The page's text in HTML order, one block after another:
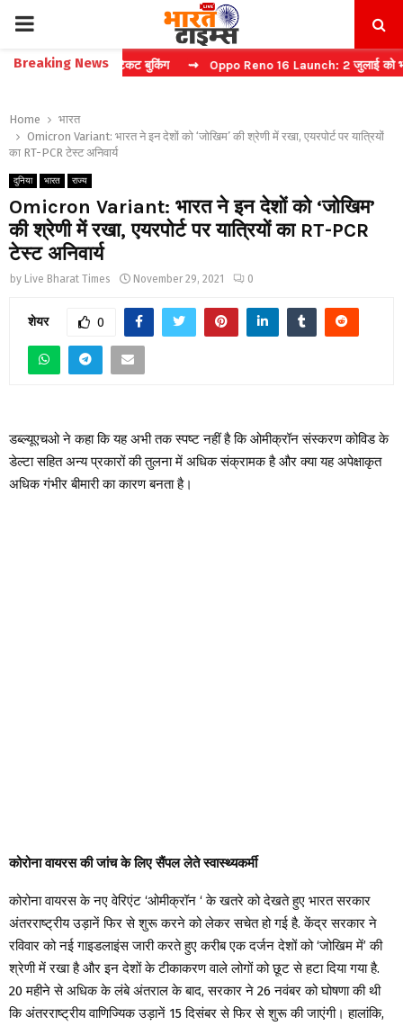
PRIMARY
MENU
Breaking News
करें फास्ट टिकट बुकिंग ⇝ Oppo Reno 16 Launch: 2 जुलाई को भारत में
Home
भारत
Omicron Variant: भारत ने इन देशों को ‘जोखिम’ की श्रेणी में रखा, एयरपोर्ट पर यात्रियों
का RT-PCR टेस्ट अनिवार्य
दुनिया भारत राज्य
Omicron Variant: भारत ने इन देशों को ‘जोखिम’
की श्रेणी में रखा, एयरपोर्ट पर यात्रियों का RT-PCR
टेस्ट अनिवार्य
by Live Bharat Times November 29, 2021 0
शेयर 0
डब्ल्यूएचओ ने कहा कि यह अभी तक स्पष्ट नहीं है कि ओमीक्रॉन संस्करण कोविड के
डेल्टा सहित अन्य प्रकारों की तुलना में अधिक संक्रामक है और क्या यह अपेक्षाकृत
अधिक गंभीर बीमारी का कारण बनता है।
कोरोना वायरस की जांच के लिए सैंपल लेते स्वास्थ्यकर्मी
कोरोना वायरस के नए वेरिएंट ‘ओमीक्रॉन ‘ के खतरे को देखते हुए भारत सरकार
अंतरराष्ट्रीय उड़ानें फिर से शुरू करने को लेकर सचेत हो गई है. केंद्र सरकार ने
रविवार को नई गाइडलाइंस जारी करते हुए करीब एक दर्जन देशों को ‘जोखिम में’ की
श्रेणी में रखा है और इन देशों के टीकाकरण वाले लोगों को छूट से हटा दिया गया है.
20 महीने से अधिक के लंबे अंतराल के बाद, सरकार ने 26 नवंबर को घोषणा की थी
कि अंतरराष्ट्रीय वाणिज्यिक उड़ानें 15 दिसंबर से फिर से शुरू की जाएंगी। हालांकि,